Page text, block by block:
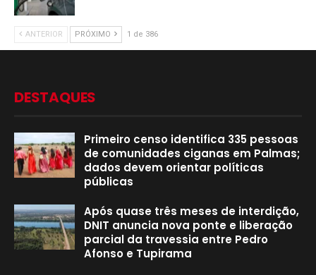
ANTERIOR PRÓXIMO 1 de 386
DESTAQUES
Primeiro censo identifica 335 pessoas
de comunidades ciganas em Palmas;
dados devem orientar políticas
públicas
Após quase três meses de interdição,
DNIT anuncia nova ponte e liberação
parcial da travessia entre Pedro
Afonso e Tupirama